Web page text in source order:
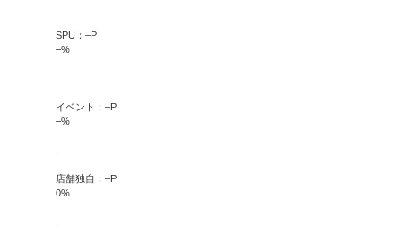
SPU： –P
–%
,
イベント： –P
–%
,
店舗独自： –P
0%
,